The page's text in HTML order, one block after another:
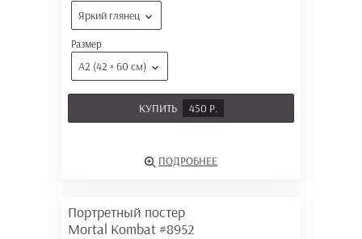
Яркий глянец
Размер
А2 (42 × 60 см)
КУПИТЬ 450 Р.
ПОДРОБНЕЕ
Портретный постер
Mortal Kombat #8952